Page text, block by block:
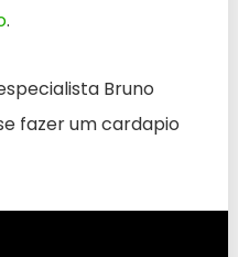
.
Bruno
fazer um cardapio